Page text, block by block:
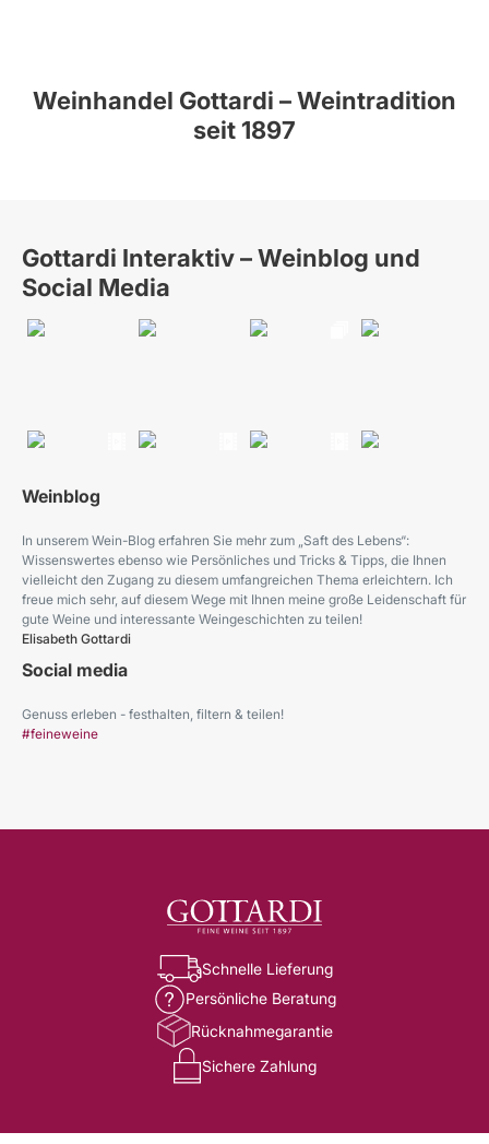
Weinhandel Gottardi – Weintradition
seit 1897
Gottardi Interaktiv – Weinblog und
Social Media
Weinblog
In unserem Wein-Blog erfahren Sie mehr zum „Saft des Lebens“:
Wissenswertes ebenso wie Persönliches und Tricks & Tipps, die Ihnen
vielleicht den Zugang zu diesem umfangreichen Thema erleichtern. Ich
freue mich sehr, auf diesem Wege mit Ihnen meine große Leidenschaft für
gute Weine und interessante Weingeschichten zu teilen!
Elisabeth Gottardi
Social media
Genuss erleben - festhalten, filtern & teilen!
#feineweine
Schnelle Lieferung
Persönliche Beratung
Rücknahmegarantie
Sichere Zahlung